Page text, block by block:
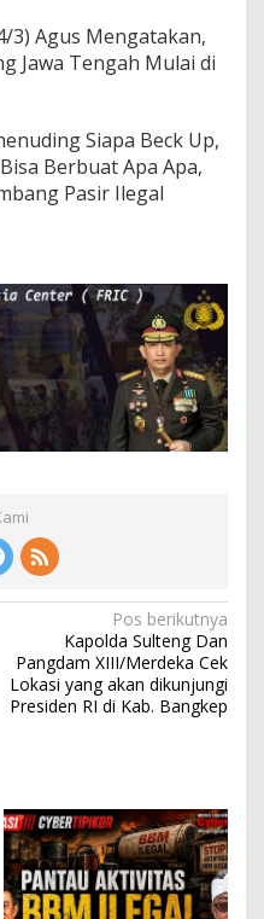
3) Agus Mengatakan,
Jawa Tengah Mulai di
Siapa Beck Up,
Berbuat Apa Apa,
Pasir Ilegal
Pos berikutnya
Kapolda Sulteng Dan
Pangdam XIII/Merdeka Cek
Lokasi yang akan dikunjungi
Presiden RI di Kab. Bangkep